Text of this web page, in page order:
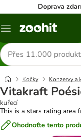
Doprava
Menu
Hledat
produkty
Kočky Konzervy a
Vitakraft
kuřecí
This is a stars rating area
Ohodnoťte tento